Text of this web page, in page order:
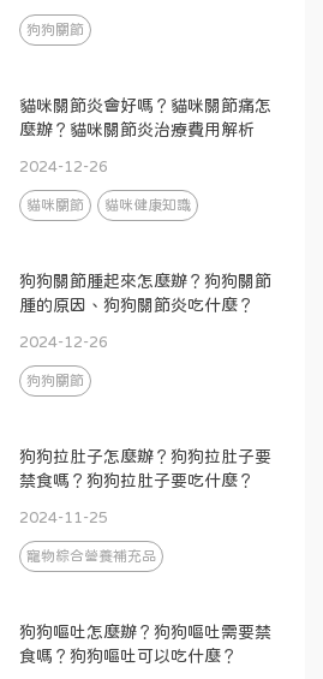
狗狗關節
貓咪關節炎會好嗎？貓咪關節痛怎
麼辦？貓咪關節炎治療費用解析
2024-12-26
貓咪關節 貓咪健康知識
狗狗關節腫起來怎麼辦？狗狗關節
腫的原因、狗狗關節炎吃什麼？
2024-12-26
狗狗關節
狗狗拉肚子怎麼辦？狗狗拉肚子要
禁食嗎？狗狗拉肚子要吃什麼？
2024-11-25
寵物綜合營養補充品
狗狗嘔吐怎麼辦？狗狗嘔吐需要禁
食嗎？狗狗嘔吐可以吃什麼？